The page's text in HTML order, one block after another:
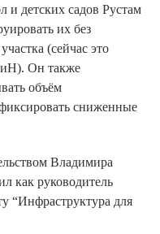
и детских садов Рустам
их без
(сейчас это
Он также
объём
сниженные
Владимира
как руководитель
“Инфраструктура для